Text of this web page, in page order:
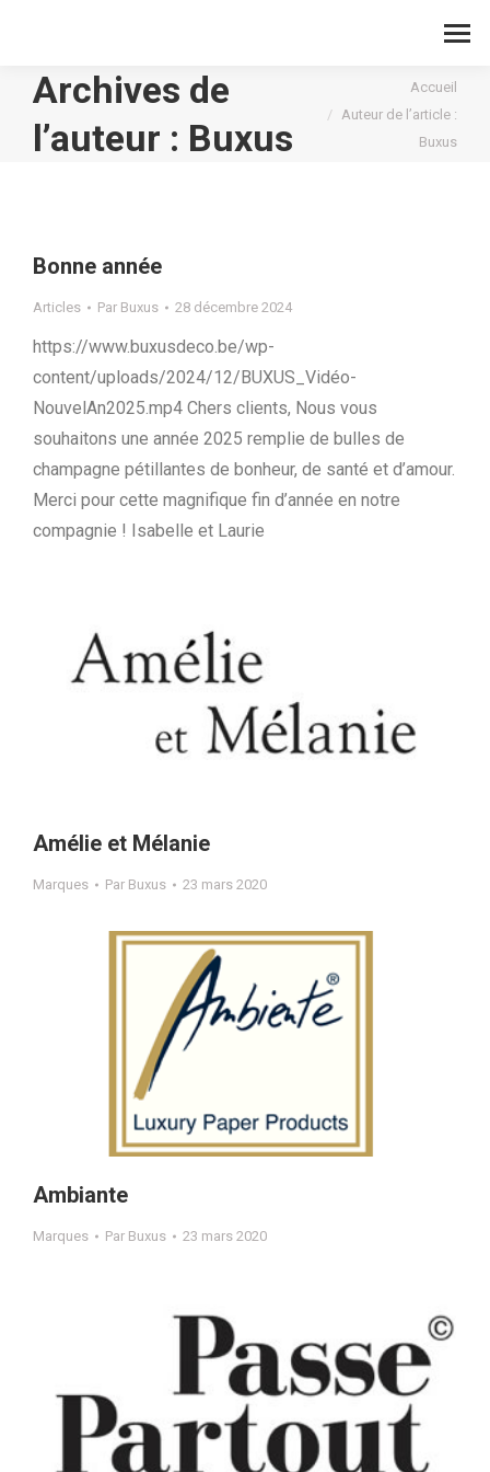
Archives de
l’auteur : Buxus
Vous êtes ici :Accueil
Auteur de l’article :
Buxus
Bonne année
Articles Par Buxus 28 décembre 2024
https://www.buxusdeco.be/wp-
content/uploads/2024/12/BUXUS_Vidéo-
NouvelAn2025.mp4 Chers clients, Nous vous
souhaitons une année 2025 remplie de bulles de
champagne pétillantes de bonheur, de santé et d’amour.
Merci pour cette magnifique fin d’année en notre
compagnie ! Isabelle et Laurie
Amélie et Mélanie
Marques Par Buxus 23 mars 2020
Ambiante
Marques Par Buxus 23 mars 2020